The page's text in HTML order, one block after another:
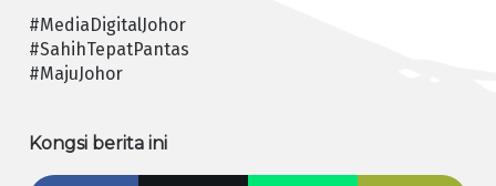
#MediaDigitalJohor
#SahihTepatPantas
#MajuJohor
Kongsi berita ini